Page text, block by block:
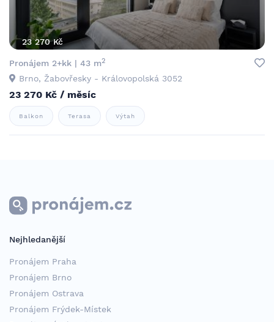
23 270 Kč
Pronájem 2+kk | 43 m2
Brno, Žabovřesky - Královopolská 3052
23 270 Kč / měsíc
Balkon Terasa Výtah
Nejhledanější
Pronájem Praha
Pronájem Brno
Pronájem Ostrava
Pronájem Frýdek-Místek